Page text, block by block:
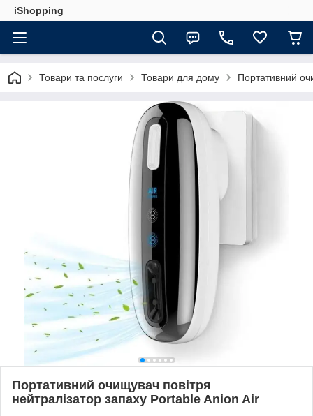
iShopping
Товари та послуги Товари для дому Портативний
Портативний очищувач повітря
нейтралізатор запаху Portable Anion Air